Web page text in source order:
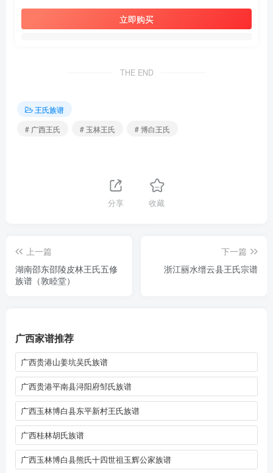
立即购买
THE END
王氏族谱
# 广西王氏
# 玉林王氏 # 博白王氏
分享 收藏
上一篇
湖南邵东邵陵皮林王氏五修
族谱（敦睦堂）
下一篇
浙江丽水缙云县王氏宗谱
广西家谱推荐
广西贵港山姜坑吴氏族谱
广西贵港平南县浔阳府邹氏族谱
广西玉林博白县东平新村王氏族谱
广西桂林胡氏族谱
广西玉林博白县熊氏十四世祖玉辉公家族谱